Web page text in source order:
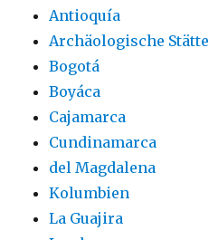
Antioquía
Archäologische Stätte
Bogotá
Boyáca
Cajamarca
Cundinamarca
del Magdalena
Kolumbien
La Guajira